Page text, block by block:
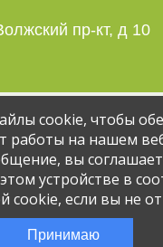
пр-кт, д 10
с друзьями:
2 месяца назад
cookie, чтобы
работы на нашем
вы
устройстве в
cookie, если вы не
Принимаю